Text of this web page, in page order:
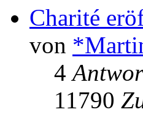
Charité
von
4
11790